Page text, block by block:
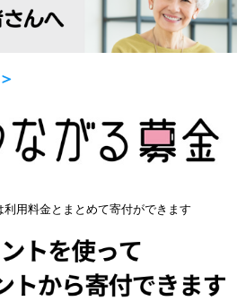
用料金とまとめて寄付ができます